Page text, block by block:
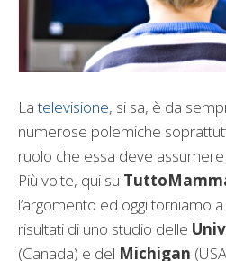
Latelevisione, si sa, è da
numerose polemiche
ruolo che essa deve
Più volte, qui su
l’argomento ed oggi torniamo
risultati di uno studio delle
(Canada) e del Michigan